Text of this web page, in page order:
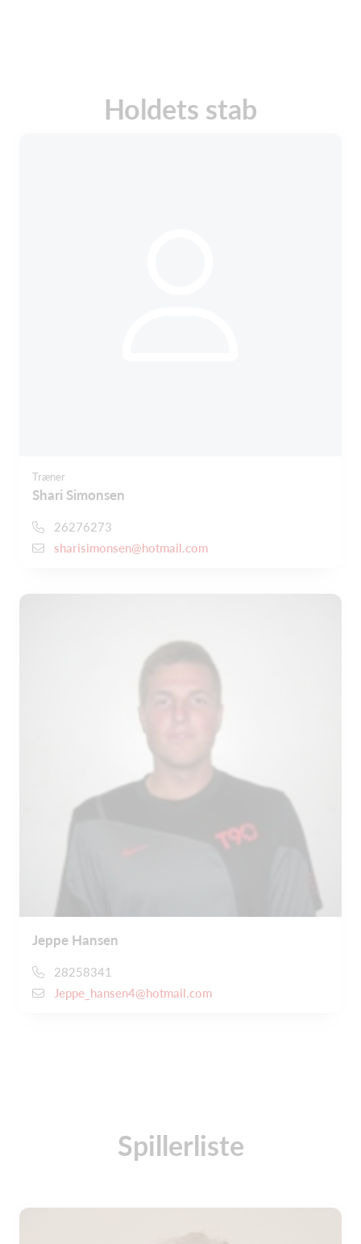
Holdets stab
Træner
Shari Simonsen
26276273
sharisimonsen@hotmail.com
Jeppe Hansen
28258341
Jeppe_hansen4@hotmail.com
Spillerliste